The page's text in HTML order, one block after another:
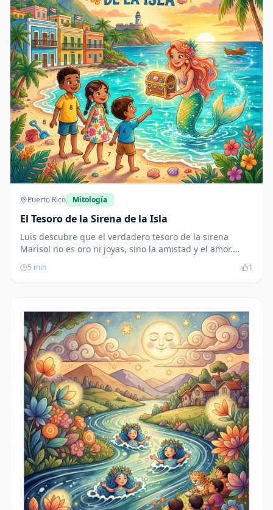
Puerto Rico Mitología
El Tesoro de la Sirena de la Isla
Luis descubre que el verdadero tesoro de la sirena
Marisol no es oro ni joyas, sino la amistad y el amor.
Juntos, crean un mural que simboliza la unidad de su
pueblo y aprenden la importancia de compartir bondad
5 min 1